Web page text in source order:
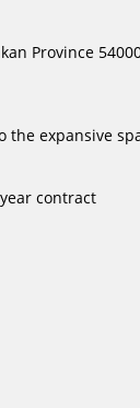
Province
the expansive
contract